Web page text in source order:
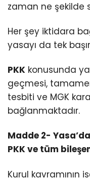
zaman ne şekilde
Her şey iktidara
yasayı da tek
PKK konusunda
geçmesi,
tesbiti ve MGK
bağlanmaktadır.
Madde 2-
PKK ve tüm
Kurul kavramının